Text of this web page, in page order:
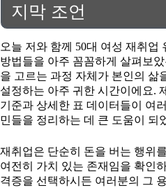
지막 조언
오늘 저와 함께 50대 여성 재취업
방법들을 아주 꼼꼼하게 살펴보
을 고르는 과정 자체가 본인의 삶
설정하는 아주 귀한 시간이에요.
기준과 상세한 표 데이터들이 여
민들을 정리하는 데 큰 도움이 되
재취업은 단순히 돈을 버는 행위
여전히 가치 있는 존재임을 확인
격증을 선택하시든 여러분의 그